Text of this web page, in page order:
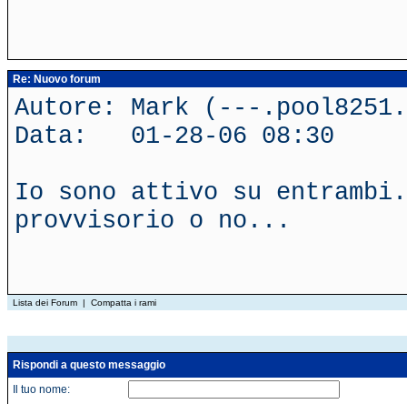
Re: Nuovo forum
Autore: Mark (---
Data: 01-28-06 08:30
Io sono attivo su
provvisorio o no...
Lista dei Forum | Compatta i rami
Rispondi a questo messaggio
Il tuo nome: